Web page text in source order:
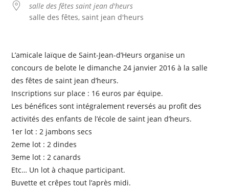
salle des fêtes saint jean d'heurs
salle des fêtes, saint jean d'heurs
L’amicale laïque de Saint-Jean-d’Heurs organise un
concours de belote le dimanche 24 janvier 2016 à la salle
des fêtes de saint jean d’heurs.
Inscriptions sur place : 16 euros par équipe.
Les bénéfices sont intégralement reversés au profit des
activités des enfants de l’école de saint jean d’heurs.
1er lot : 2 jambons secs
2eme lot : 2 dindes
3eme lot : 2 canards
Etc… Un lot à chaque participant.
Buvette et crêpes tout l’après midi.